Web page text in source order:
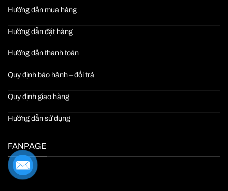
Hướng dẫn mua hàng
Hướng dẫn đặt hàng
Hướng dẫn thanh toán
Quy định bảo hành – đổi trả
Quy định giao hàng
Hướng dẫn sử dụng
FANPAGE